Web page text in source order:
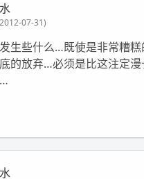
07-31)
生些什么…既使是非常糟
的放弃…必须是比这注定